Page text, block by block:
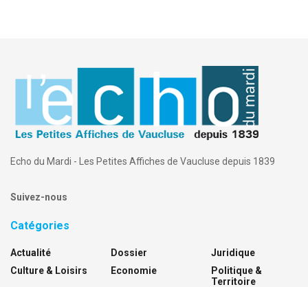
Echo du Mardi - Les Petites Affiches de Vaucluse depuis 1839
Suivez-nous
Catégories
Actualité
Culture & Loisirs
Dossier
Economie
Juridique
Politique &
Territoire